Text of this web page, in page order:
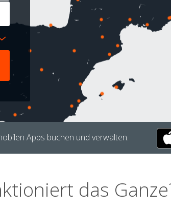
Apps buchen und verwalten.
das